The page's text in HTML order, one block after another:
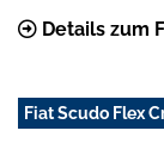
Details zum
Fiat Scudo Flex